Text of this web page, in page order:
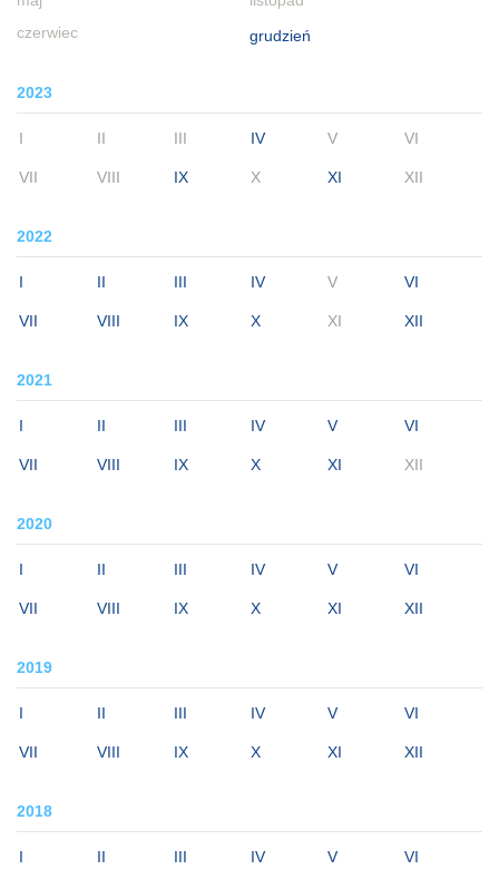
czerwiec
grudzień
2023
I II III IV V VI
VII VIII IX X XI XII
2022
I II III IV V VI
VII VIII IX X XI XII
2021
I II III IV V VI
VII VIII IX X XI XII
2020
I II III IV V VI
VII VIII IX X XI XII
2019
I II III IV V VI
VII VIII IX X XI XII
2018
I II III IV V VI